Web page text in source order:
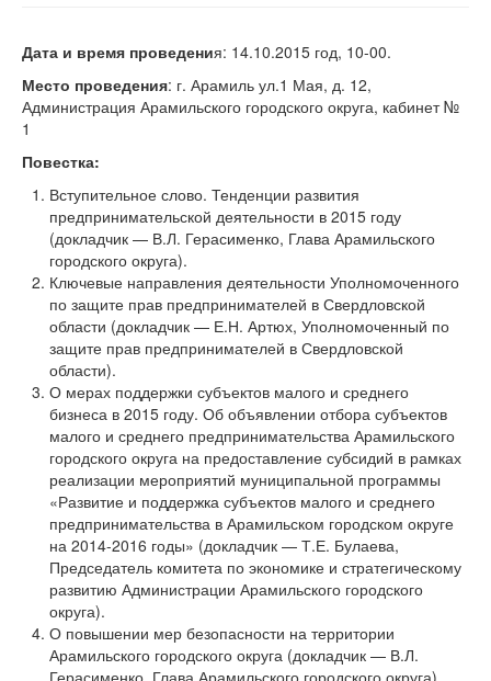
Дата и время проведения: 14.10.2015 год, 10-00.
Место проведения: г. Арамиль ул.1 Мая, д. 12,
Администрация Арамильского городского округа, кабинет №
1
Повестка:
Вступительное слово. Тенденции развития
предпринимательской деятельности в 2015 году
(докладчик — В.Л. Герасименко, Глава Арамильского
городского округа).
Ключевые направления деятельности Уполномоченного
по защите прав предпринимателей в Свердловской
области (докладчик — Е.Н. Артюх, Уполномоченный по
защите прав предпринимателей в Свердловской
области).
О мерах поддержки субъектов малого и среднего
бизнеса в 2015 году. Об объявлении отбора субъектов
малого и среднего предпринимательства Арамильского
городского округа на предоставление субсидий в рамках
реализации мероприятий муниципальной программы
«Развитие и поддержка субъектов малого и среднего
предпринимательства в Арамильском городском округе
на 2014-2016 годы» (докладчик — Т.Е. Булаева,
Председатель комитета по экономике и стратегическому
развитию Администрации Арамильского городского
округа).
О повышении мер безопасности на территории
Арамильского городского округа (докладчик — В.Л.
Герасименко, Глава Арамильского городского округа).